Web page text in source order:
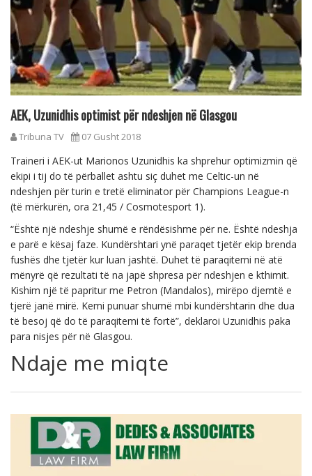
AEK, Uzunidhis optimist për ndeshjen në Glasgou
Tribuna TV 07 Gusht 2018
Traineri i AEK-ut Marionos Uzunidhis ka shprehur optimizmin që
ekipi i tij do të përballet ashtu siç duhet me Celtic-un në
ndeshjen për turin e tretë eliminator për Champions League-n
(të mërkurën, ora 21,45 / Cosmotesport 1).
“Është një ndeshje shumë e rëndësishme për ne. Është ndeshja
e parë e kësaj faze. Kundërshtari ynë paraqet tjetër ekip brenda
fushës dhe tjetër kur luan jashtë. Duhet të paraqitemi në atë
mënyrë që rezultati të na japë shpresa për ndeshjen e kthimit.
Kishim një të papritur me Petron (Mandalos), mirëpo djemtë e
tjerë janë mirë. Kemi punuar shumë mbi kundërshtarin dhe dua
të besoj që do të paraqitemi të fortë”, deklaroi Uzunidhis paka
para nisjes për në Glasgou.
Ndaje me miqte